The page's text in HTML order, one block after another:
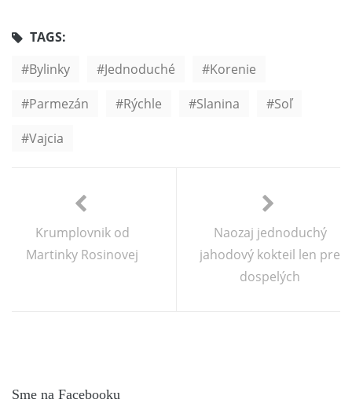
TAGS:
Bylinky
Jednoduché
Korenie
Parmezán
Rýchle Slanina
Soľ
Vajcia
Krumplovnik od
Martinky Rosinovej
Naozaj jednoduchý
jahodový kokteil len pre
dospelých
Sme na Facebooku